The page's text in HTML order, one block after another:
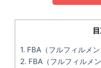
1. FBA（フルフィルメ
2. FBA（フルフィルメ